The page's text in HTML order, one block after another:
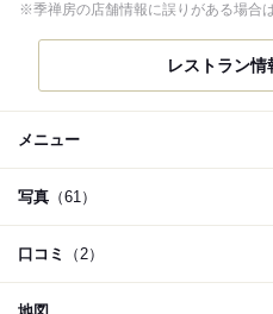
※季禅房の店舗情報に誤りがある場合
レストラン情
メニュー
写真 （61）
口コミ （2）